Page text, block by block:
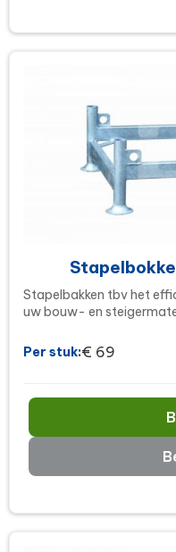
Stapelbakken tbv het
uw bouw- en
Per stuk:€ 69